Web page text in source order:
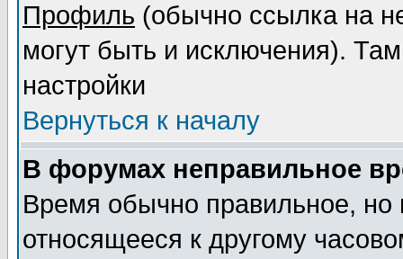
Профиль (обычно ссылка на
могут быть и исключения).
настройки
Вернуться к началу
В форумах неправильное
Время обычно правильное,
относящееся к другому